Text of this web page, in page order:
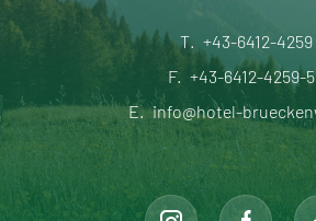
T. +43-6412-4259
F. +43-6412-4259-
E. info@hotel-